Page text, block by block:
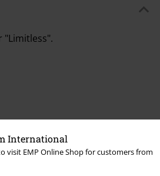
International
visit EMP Online Shop for customers from
"Limitless".